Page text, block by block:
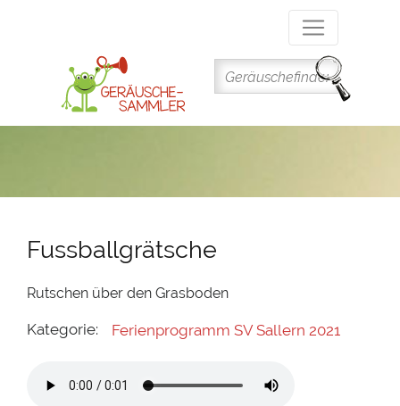
Inhalt
Fussballgrätsche
Rutschen über den Grasboden
Kategorie: Ferienprogramm SV Sallern 2021